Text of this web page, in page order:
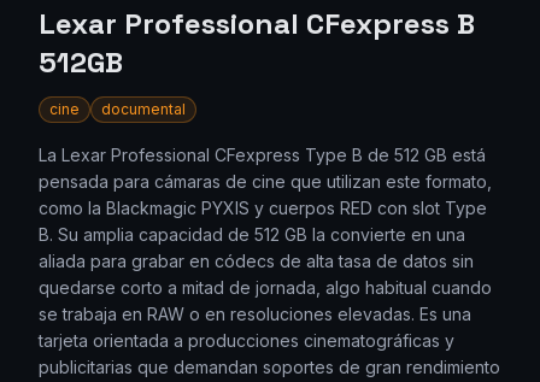
Lexar Professional CFexpress B
512GB
cine documental
La Lexar Professional CFexpress Type B de 512 GB está
pensada para cámaras de cine que utilizan este formato,
como la Blackmagic PYXIS y cuerpos RED con slot Type
B. Su amplia capacidad de 512 GB la convierte en una
aliada para grabar en códecs de alta tasa de datos sin
quedarse corto a mitad de jornada, algo habitual cuando
se trabaja en RAW o en resoluciones elevadas. Es una
tarjeta orientada a producciones cinematográficas y
publicitarias que demandan soportes de gran rendimiento